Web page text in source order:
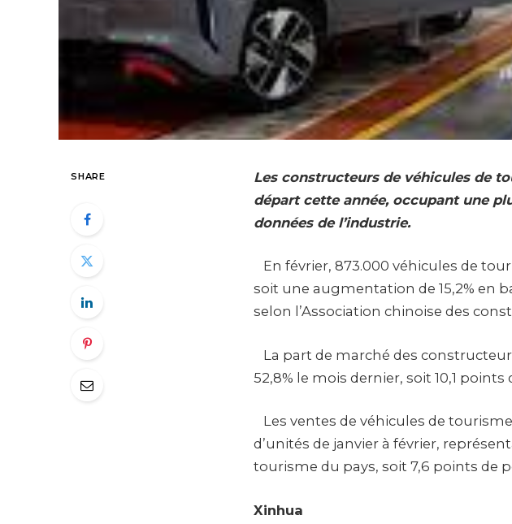
SHARE
Les constructeurs de véhicules de
départ cette année, occupant une
données de l’industrie.
En février, 873.000 véhicules de
soit une augmentation de 15,2% en
selon l’Association chinoise des
La part de marché des
52,8% le mois dernier, soit 10,1
Les ventes de véhicules de
d’unités de janvier à février,
tourisme du pays, soit 7,6 points de
Xinhua